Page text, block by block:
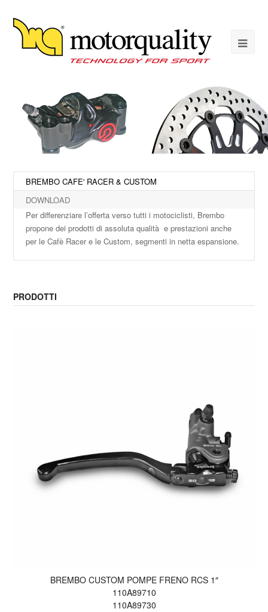
BREMBO CAFE' RACER & CUSTOM
DOWNLOAD
Per differenziare l’offerta verso tutti i motociclisti, Brembo
propone dei prodotti di assoluta qualità e prestazioni anche
per le Cafè Racer e le Custom, segmenti in netta espansione.
PRODOTTI
BREMBO CUSTOM POMPE FRENO RCS 1″
110A89710
110A89730